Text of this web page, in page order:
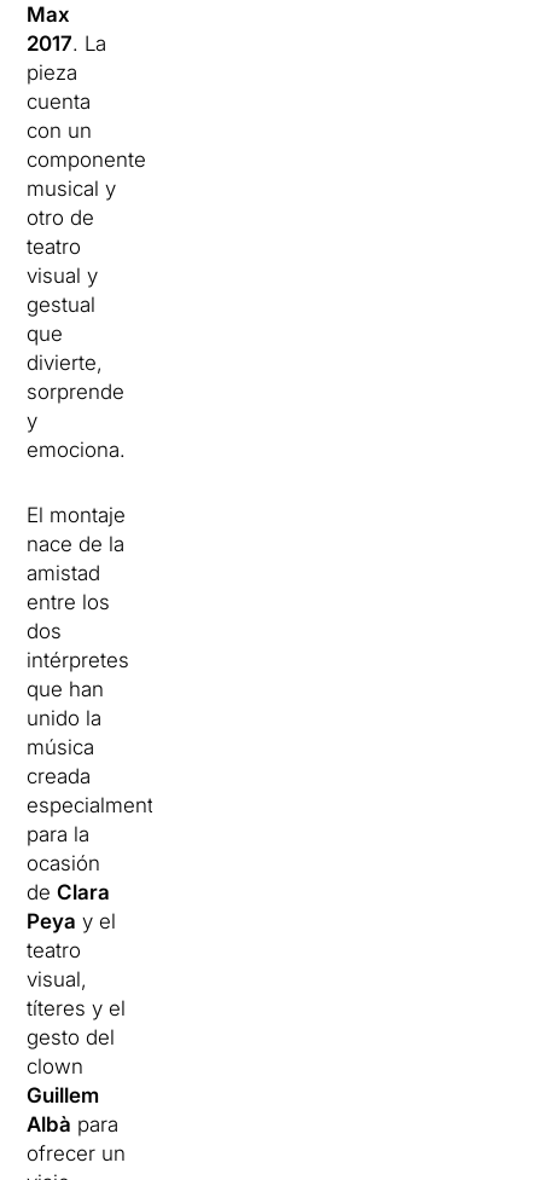
Max
2017. La
pieza
cuenta
con un
componente
musical y
otro de
teatro
visual y
gestual
que
divierte,
sorprende
y
emociona.
El montaje
nace de la
amistad
entre los
dos
intérpretes
que han
unido la
música
creada
especialmente
para la
ocasión
deClara
Peya y el
teatro
visual,
títeres y el
gesto del
clown
Guillem
Albà para
ofrecer un